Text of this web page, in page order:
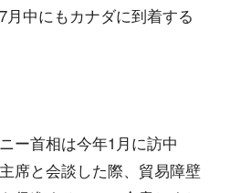
中にもカナダに到着する
ー首相は今年1月に訪中
席と会談した際、貿易障壁